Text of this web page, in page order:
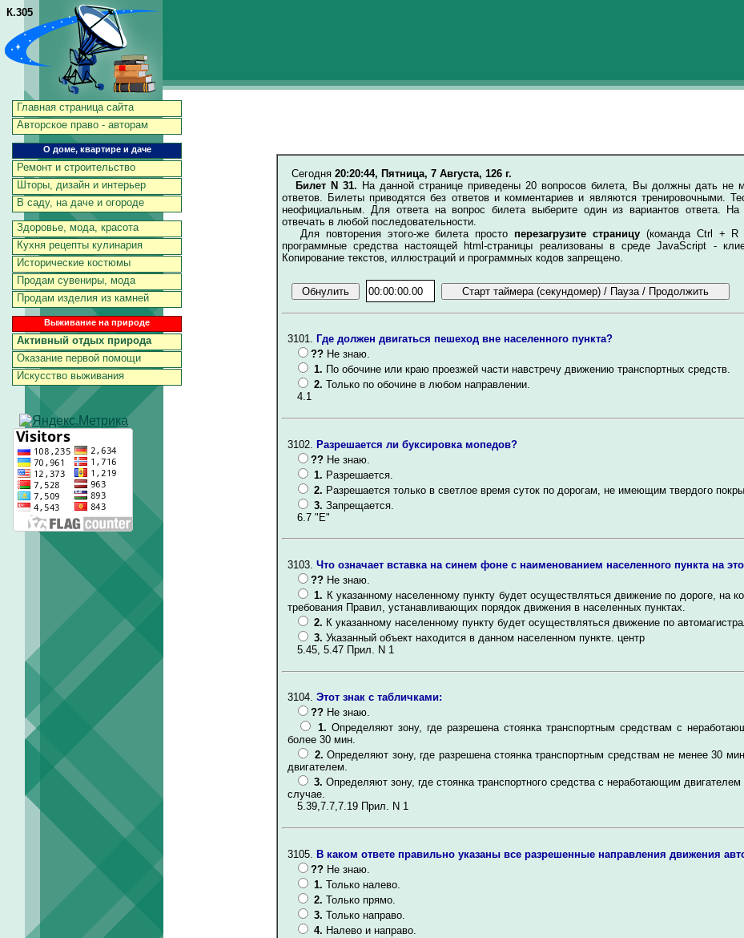
К.305
Главная страница сайта
Авторское право - авторам
О доме, квартире и даче
Ремонт и строительство
Шторы, дизайн и интерьер
В саду, на даче и огороде
Здоровье, мода, красота
Кухня рецепты кулинария
Исторические костюмы
Продам сувениры, мода
Продам изделия из камней
Выживание на природе
Активный отдых природа
Оказание первой помощи
Искусство выживания
Сегодня 20:20:44, Пятница, 7 Августа, 126 г.
Билет N 31. На данной странице приведены 20 вопросов билета, Вы должны дать не
ответов. Билеты приводятся без ответов и комментариев и являются тренировочными.
неофициальным. Для ответа на вопрос билета выберите один из вариантов ответа.
отвечать в любой последовательности.
Для повторения этого-же билета просто перезагрузите страницу (команда Ctrl +
программные средства настоящей html-страницы реализованы в среде JavaScript -
Копирование текстов, иллюстраций и программных кодов запрещено.
3101. Где должен двигаться пешеход вне населенного пункта?
?? Не знаю.
1. По обочине или краю проезжей части навстречу движению транспортных средств.
2. Только по обочине в любом направлении.
4.1
3102. Разрешается ли буксировка мопедов?
?? Не знаю.
1. Разрешается.
2. Разрешается только в светлое время суток по дорогам, не имеющим твердого
3. Запрещается.
6.7 "Е"
3103. Что означает вставка на синем фоне с наименованием населенного пункта на
?? Не знаю.
1. К указанному населенному пункту будет осуществляться движение по дороге, на
требования Правил, устанавливающих порядок движения в населенных пунктах.
2. К указанному населенному пункту будет осуществляться движение по
3. Указанный объект находится в данном населенном пункте. центр
5.45, 5.47 Прил. N 1
3104. Этот знак с табличками:
?? Не знаю.
1.Определяют зону, где разрешена стоянка транспортным средствам с
более 30 мин.
2.Определяют зону, где разрешена стоянка транспортным средствам не менее 30
двигателем.
3. Определяют зону, где стоянка транспортного средства с неработающим
случае.
5.39,7.7,7.19 Прил. N 1
3105. В каком ответе правильно указаны все разрешенные направления движения
?? Не знаю.
1. Только налево.
2. Только прямо.
3. Только направо.
4. Налево и направо.